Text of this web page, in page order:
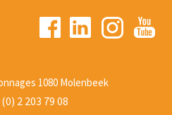
1080 Molenbeek
2 203 79 08